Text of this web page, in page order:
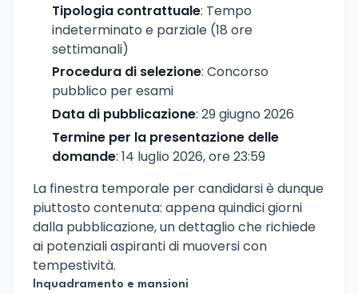
Tipologia contrattuale: Tempo
indeterminato e parziale (18 ore
settimanali)
Procedura di selezione: Concorso
pubblico per esami
Data di pubblicazione: 29 giugno 2026
Termine per la presentazione delle
domande: 14 luglio 2026, ore 23:59
La finestra temporale per candidarsi è dunque
piuttosto contenuta: appena quindici giorni
dalla pubblicazione, un dettaglio che richiede
ai potenziali aspiranti di muoversi con
tempestività.
Inquadramento e mansioni